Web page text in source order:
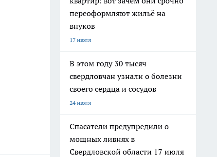
переоформляют жильё на
внуков
17 июля
В этом году 30 тысяч
свердловчан узнали о болезни
своего сердца и сосудов
24 июля
Спасатели предупредили о
мощных ливнях в
Свердловской области 17 июля